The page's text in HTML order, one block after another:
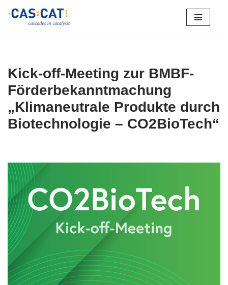
Kick-off-Meeting zur BMBF-
Förderbekanntmachung
„Klimaneutrale Produkte durch
Biotechnologie – CO2BioTech“